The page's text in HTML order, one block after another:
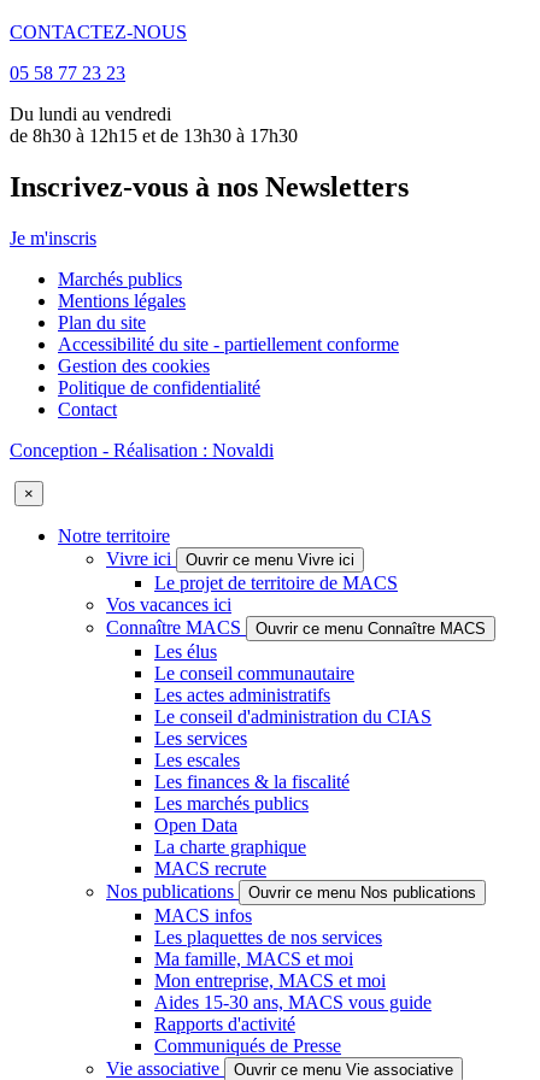
CONTACTEZ-NOUS
05 58 77 23 23
Du lundi au vendredi
de 8h30 à 12h15 et de 13h30 à 17h30
Inscrivez-vous à nos Newsletters
Je m'inscris
Marchés publics
Mentions légales
Plan du site
Accessibilité du site - partiellement conforme
Gestion des cookies
Politique de confidentialité
Contact
Conception - Réalisation : Novaldi
×
Notre territoire
Vivre ici
Ouvrir ce menu Vivre ici
Le projet de territoire de MACS
Vos vacances ici
Connaître MACS
Ouvrir ce menu Connaître MACS
Les élus
Le conseil communautaire
Les actes administratifs
Le conseil d'administration du CIAS
Les services
Les escales
Les finances & la fiscalité
Les marchés publics
Open Data
La charte graphique
MACS recrute
Nos publications
Ouvrir ce menu Nos publications
MACS infos
Les plaquettes de nos services
Ma famille, MACS et moi
Mon entreprise, MACS et moi
Aides 15-30 ans, MACS vous guide
Rapports d'activité
Communiqués de Presse
Vie associative
Ouvrir ce menu Vie associative